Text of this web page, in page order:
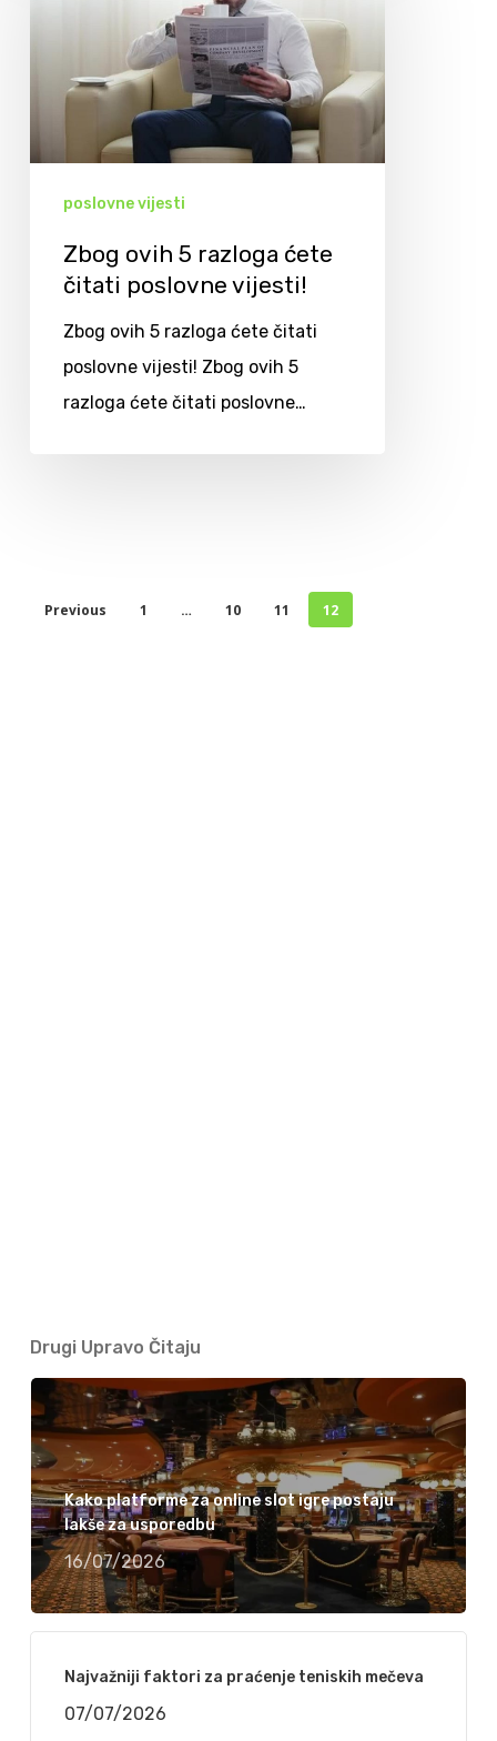
poslovne vijesti
Zbog ovih 5 razloga ćete
čitati poslovne vijesti!
Zbog ovih 5 razloga ćete čitati
poslovne vijesti! Zbog ovih 5
razloga ćete čitati poslovne…
Previous 1 … 10 11 12
Drugi Upravo Čitaju
Kako platforme za online slot igre postaju
lakše za usporedbu
16/07/2026
Najvažniji faktori za praćenje teniskih mečeva
07/07/2026